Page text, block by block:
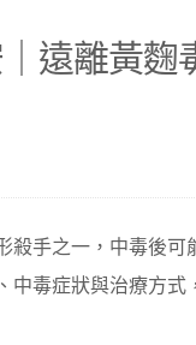
遠離黃麴
殺手之一，中毒後
中毒症狀與治療方式